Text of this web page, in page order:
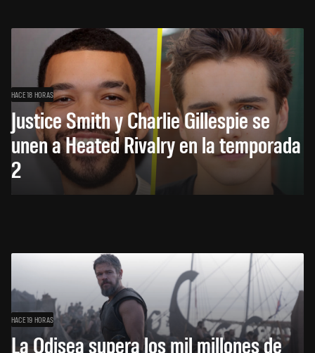
HACE 18 HORAS
Justice Smith y Charlie Gillespie se
unen a Heated Rivalry en la temporada
2
HACE 19 HORAS
La Odisea supera los mil millones de